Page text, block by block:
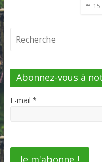
Abonnez-vous à
E-mail *